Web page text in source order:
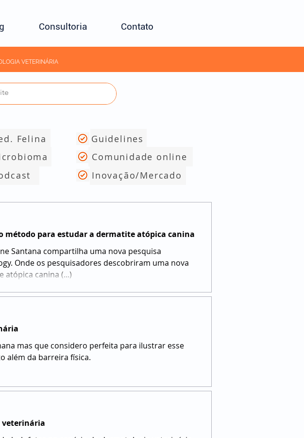
Consultoria Contato
VETERINÁRIA
Felina
Inovação/Mercado
Guidelines
Comunidade online
método para estudar a dermatite atópica canina
Santana compartilha uma nova pesquisa
Onde os pesquisadores descobriram uma nova
atópica canina (...)
mas que considero perfeita para ilustrar esse
além da barreira física.
veterinária